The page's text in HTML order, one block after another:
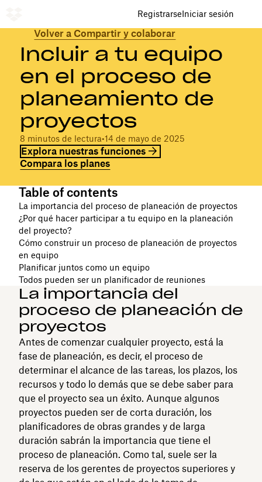
RegistrarseIniciar sesión
Volver a Compartir y colaborar
Incluir a tu equipo
en el proceso de
planeamiento de
proyectos
8 minutos de lectura•14 de mayo de 2025
Explora nuestras funciones
Compara los planes
Table of contents
La importancia del proceso de planeación de proyectos
¿Por qué hacer participar a tu equipo en la planeación
del proyecto?
Cómo construir un proceso de planeación de proyectos
en equipo
Planificar juntos como un equipo
Todos pueden ser un planificador de reuniones
La importancia del
proceso de planeación de
proyectos
Antes de comenzar cualquier proyecto, está la
fase de planeación, es decir, el proceso de
determinar el alcance de las tareas, los plazos, los
recursos y todo lo demás que se debe saber para
que el proyecto sea un éxito. Aunque algunos
proyectos pueden ser de corta duración, los
planificadores de obras grandes y de larga
duración sabrán la importancia que tiene el
proceso de planeación. Como tal, suele ser la
reserva de los gerentes de proyectos superiores y